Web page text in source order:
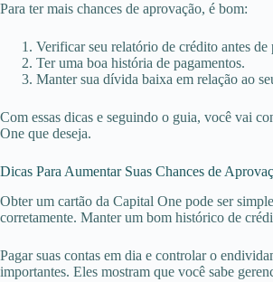
Para ter mais chances de aprovação, é bom:
Verificar seu relatório de crédito antes de
Ter uma boa história de pagamentos.
Manter sua dívida baixa em relação ao
Com essas dicas e seguindo o guia, você vai
One que deseja.
Dicas Para Aumentar Suas Chances de
Obter um cartão da Capital One pode ser
corretamente. Manter um bom histórico de
Pagar suas contas em dia e controlar o
importantes. Eles mostram que você sabe